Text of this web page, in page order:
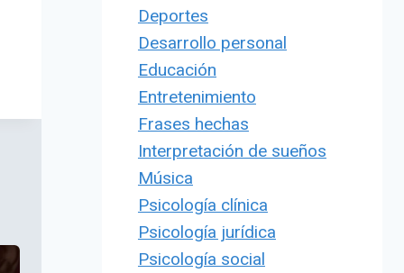
Deportes
Desarrollo personal
Educación
Entretenimiento
Frases hechas
Interpretación de sueños
Música
Psicología clínica
Psicología jurídica
Psicología social